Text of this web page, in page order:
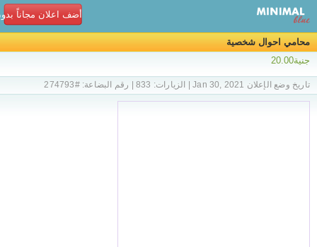
أضف اعلان مجاناً
محامي احوال شخصية
جنية20.00
تاريخ وضع الإعلان Jan 30, 2021 | الزيارات: 833 | رقم البضاعة: #274793